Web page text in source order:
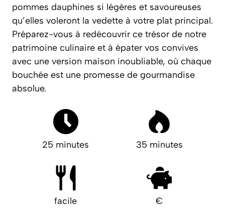
pommes dauphines si légères et savoureuses
qu’elles voleront la vedette à votre plat principal.
Préparez-vous à redécouvrir ce trésor de notre
patrimoine culinaire et à épater vos convives
avec une version maison inoubliable, où chaque
bouchée est une promesse de gourmandise
absolue.
25 minutes 35 minutes
facile €